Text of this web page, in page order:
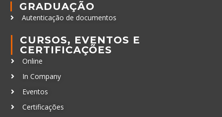
GRADUAÇÃO
Autenticação de documentos
CURSOS, EVENTOS E
CERTIFICAÇÕES
Online
In Company
Eventos
Certificações